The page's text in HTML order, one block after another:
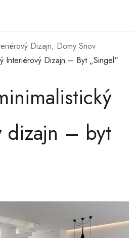
Dizajn, Domy Snov
Interiérový Dizajn – Byt „Singel“
dizajn – byt